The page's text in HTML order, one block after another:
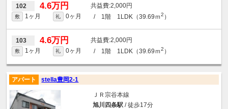
102 4.6万円 2,000円
敷 1ヶ月 礼 0ヶ月 / 1階 1LDK（39.69ｍ2 ）
103 4.6万円 2,000円
敷 1ヶ月 礼 0ヶ月 / 1階 1LDK（39.69ｍ2 ）
アパート stella豊岡2-1
ＪＲ宗谷本線
旭川四条駅/ 徒歩17分